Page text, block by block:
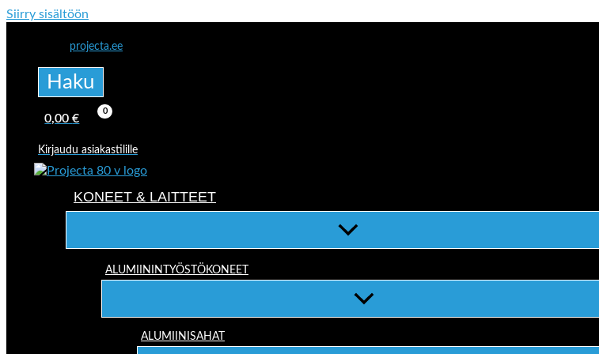
Siirry sisältöön
projecta.ee
Haku
0,00€
Kirjaudu asiakastilille
KONEET & LAITTEET
ALUMIININTYÖSTÖKONEET
ALUMIINISAHAT